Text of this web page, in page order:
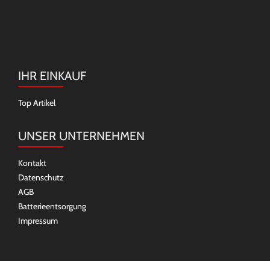
IHR EINKAUF
Top Artikel
UNSER UNTERNEHMEN
Kontakt
Datenschutz
AGB
Batterieentsorgung
Impressum